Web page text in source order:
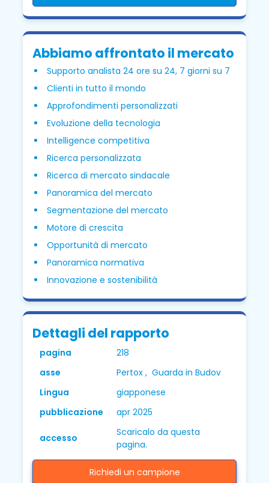
Abbiamo affrontato il mercato
Supporto analista 24 ore su 24, 7 giorni su 7
Clienti in tutto il mondo
Approfondimenti personalizzati
Evoluzione della tecnologia
Intelligence competitiva
Ricerca personalizzata
Ricerca di mercato sindacale
Panoramica del mercato
Segmentazione del mercato
Motore di crescita
Opportunità di mercato
Panoramica normativa
Innovazione e sostenibilità
Dettagli del rapporto
pagina
218
asse
Pertox , Guarda in Budov
Lingua
giapponese
pubblicazione
apr 2025
accesso
Scaricalo da questa
pagina.
Richiedi un campione